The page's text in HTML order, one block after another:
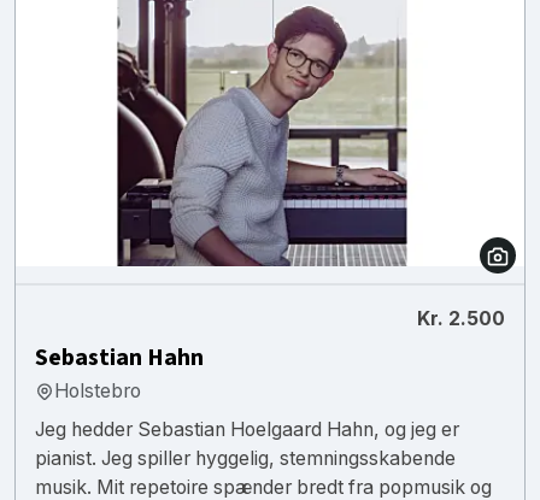
Kr. 2.500
Sebastian Hahn
Holstebro
Jeg hedder Sebastian Hoelgaard Hahn, og jeg er
pianist. Jeg spiller hyggelig, stemningsskabende
musik. Mit repetoire spænder bredt fra popmusik og